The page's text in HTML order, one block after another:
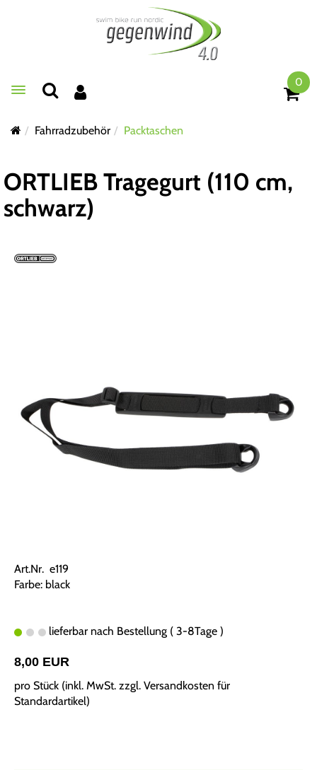
Toggle navigation
0
Fahrradzubehör Packtaschen
ORTLIEB Tragegurt (110 cm,
schwarz)
Art.Nr. e119
Farbe: black
lieferbar nach Bestellung ( 3-8Tage )
8,00 EUR
pro Stück (inkl. MwSt. zzgl. Versandkosten für
Standardartikel)